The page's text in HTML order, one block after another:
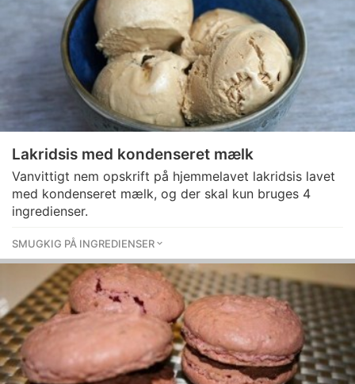
Lakridsis med kondenseret mælk
Vanvittigt nem opskrift på hjemmelavet lakridsis lavet
med kondenseret mælk, og der skal kun bruges 4
ingredienser.
SMUGKIG PÅ INGREDIENSER